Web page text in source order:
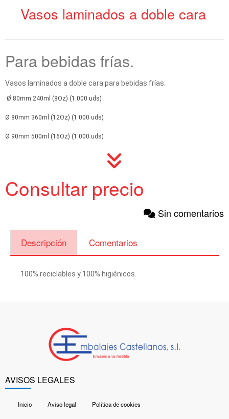
Vasos laminados a doble cara
Para bebidas frías.
Vasos laminados a doble cara para bebidas frías.
Ø 80mm 240ml (8Oz) (1.000 uds)
Ø 80mm 360ml (12Oz) (1.000 uds)
Ø 90mm 500ml (16Oz) (1.000 uds)
Consultar precio
Sin comentarios
Descripción Comentarios
100% reciclables y 100% higiénicos.
AVISOS LEGALES
Inicio Aviso legal Política de cookies